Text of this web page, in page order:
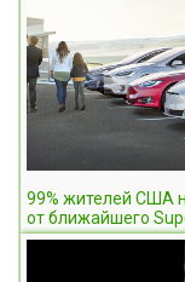
99% жителей США
от ближайшего